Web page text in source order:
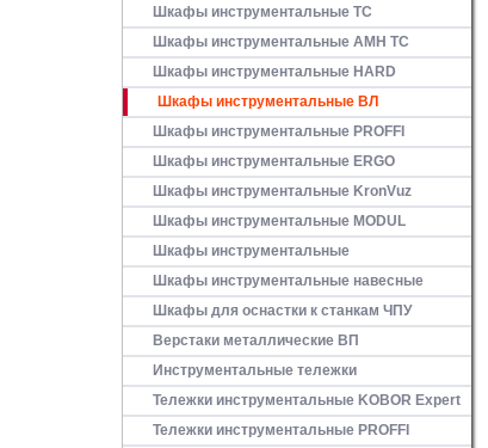
Шкафы инструментальные ТС
Шкафы инструментальные AMH TC
Шкафы инструментальные HARD
Шкафы инструментальные ВЛ
Шкафы инструментальные PROFFI
Шкафы инструментальные ERGO
Шкафы инструментальные KronVuz
Шкафы инструментальные MODUL
Шкафы инструментальные
Шкафы инструментальные навесные
Шкафы для оснастки к станкам ЧПУ
Верстаки металлические ВП
Инструментальные тележки
Тележки инструментальные KOBOR Expert
Тележки инструментальные PROFFI